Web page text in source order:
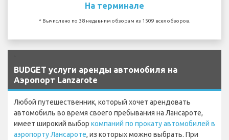
На терминале
* Вычислено по 38 недавним обзорам из 1509 всех обзоров.
BUDGET услуги аренды автомобиля на
Аэропорт Lanzarote
Любой путешественник, который хочет арендовать
автомобиль во время своего пребывания на Лансароте,
имеет широкий выбор компаний по прокату автомобилей в
аэропорту Лансароте, из которых можно выбрать. При